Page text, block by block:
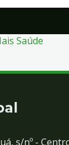
Saúde
s/nº -